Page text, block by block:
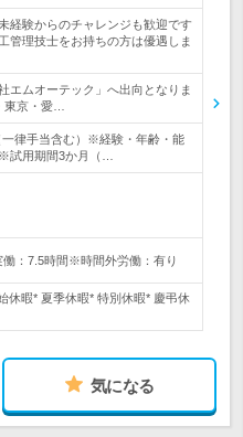
経験からのチャレンジも歓迎です
管理技士をお持ちの方は優遇しま
エムオーテック」へ出向となりま
東京・愛…
一律手当含む）※経験・年齢・能
試用期間3か月（…
：7.5時間※時間外労働：有り
休暇* 夏季休暇* 特別休暇* 慶弔休
気になる